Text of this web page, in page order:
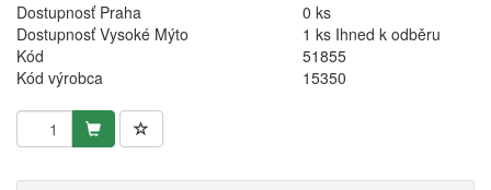
Dostupnosť Praha
0 ks
Dostupnosť Vysoké Mýto
1 ks Ihned k odběru
Kód
51855
Kód výrobca
15350